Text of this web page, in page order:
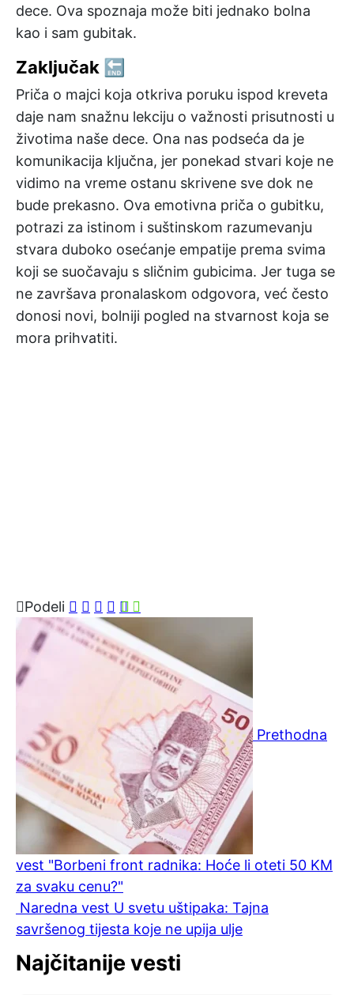
dece. Ova spoznaja može biti jednako bolna
kao i sam gubitak.
Zaključak 🔚
Priča o majci koja otkriva poruku ispod kreveta
daje nam snažnu lekciju o važnosti prisutnosti u
životima naše dece. Ona nas podseća da je
komunikacija ključna, jer ponekad stvari koje ne
vidimo na vreme ostanu skrivene sve dok ne
bude prekasno. Ova emotivna priča o gubitku,
potrazi za istinom i suštinskom razumevanju
stvara duboko osećanje empatije prema svima
koji se suočavaju s sličnim gubicima. Jer tuga se
ne završava pronalaskom odgovora, već često
donosi novi, bolniji pogled na stvarnost koja se
mora prihvatiti.
Podeli
Prethodna
vest "Borbeni front radnika: Hoće li oteti 50 KM
za svaku cenu?"
Naredna vest U svetu uštipaka: Tajna
savršenog tijesta koje ne upija ulje
Najčitanije vesti